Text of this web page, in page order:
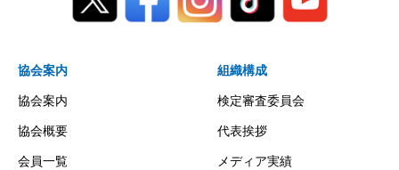
協会案内
協会案内
協会概要
会員一覧
組織構成
検定審査委員会
代表挨拶
メディア実績